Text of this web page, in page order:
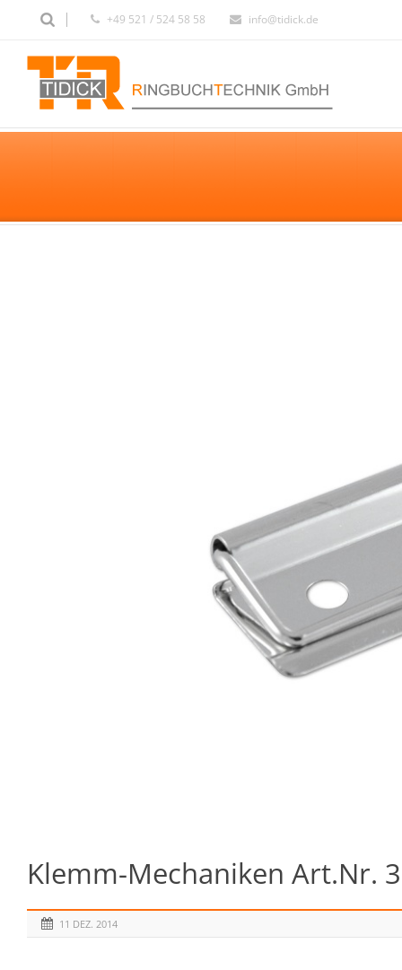
+49 521 / 524 58 58 info@tidick.de
Klemm-Mechaniken Art.Nr.
11 DEZ. 2014